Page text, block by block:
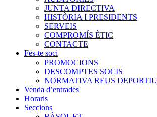
JUNTA DIRECTIVA
HISTÒRIA I PRESIDENTS
SERVEIS
COMPROMÍS ÈTIC
CONTACTE
Fes-te soci
PROMOCIONS
DESCOMPTES SOCIS
NORMATIVA REUS DEPORTIU
Venda d’entrades
Horaris
Seccions